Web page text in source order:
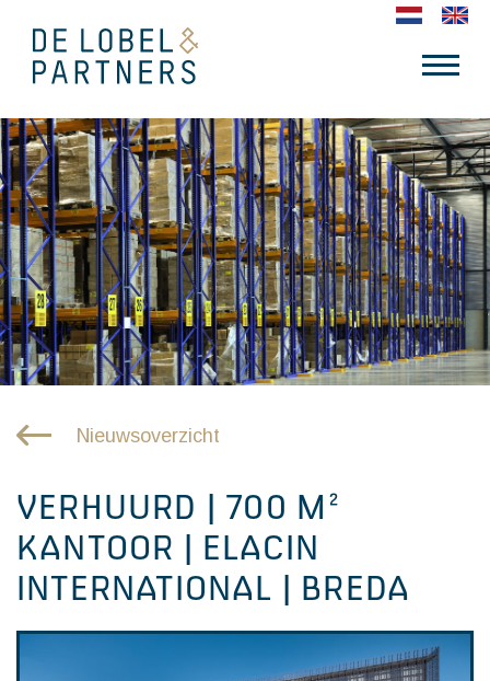
Nieuwsoverzicht
VERHUURD | 700 M²
KANTOOR | ELACIN
INTERNATIONAL | BREDA